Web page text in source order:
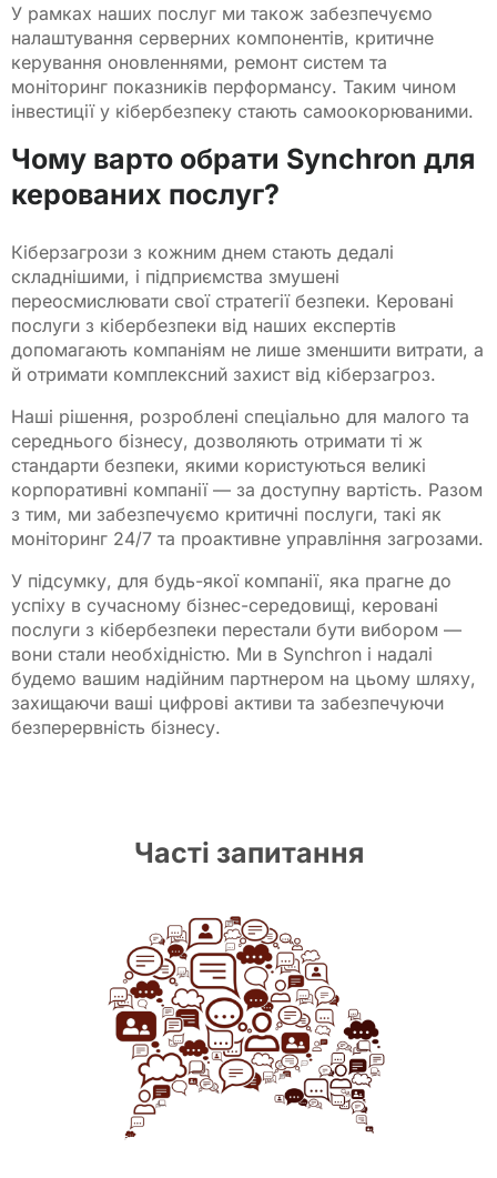
У рамках наших послуг ми також забезпечуємо
налаштування серверних компонентів, критичне
керування оновленнями, ремонт систем та
моніторинг показників перформансу. Таким чином
інвестиції у кібербезпеку стають самоокорюваними.
Чому варто обрати Synchron для
керованих послуг?
Кіберзагрози з кожним днем стають дедалі
складнішими, і підприємства змушені
переосмислювати свої стратегії безпеки. Керовані
послуги з кібербезпеки від наших експертів
допомагають компаніям не лише зменшити витрати, а
й отримати комплексний захист від кіберзагроз.
Наші рішення, розроблені спеціально для малого та
середнього бізнесу, дозволяють отримати ті ж
стандарти безпеки, якими користуються великі
корпоративні компанії — за доступну вартість. Разом
з тим, ми забезпечуємо критичні послуги, такі як
моніторинг 24/7 та проактивне управління загрозами.
У підсумку, для будь-якої компанії, яка прагне до
успіху в сучасному бізнес-середовищі, керовані
послуги з кібербезпеки перестали бути вибором —
вони стали необхідністю. Ми в Synchron і надалі
будемо вашим надійним партнером на цьому шляху,
захищаючи ваші цифрові активи та забезпечуючи
безперервність бізнесу.
Часті запитання